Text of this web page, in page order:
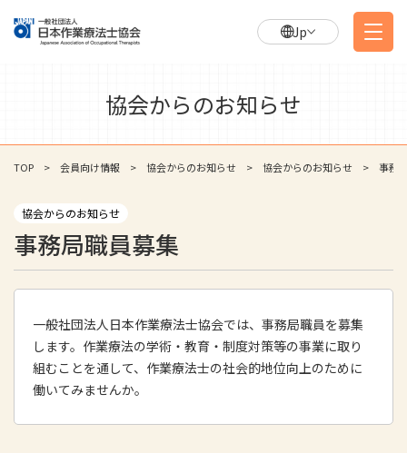
Jp
協会からのお知らせ
TOP 会員向け情報 協会からのお知らせ 協会からのお知らせ 事務
協会からのお知らせ
事務局職員募集
一般社団法人日本作業療法士協会では、事務局職員を募集
します。作業療法の学術・教育・制度対策等の事業に取り
組むことを通して、作業療法士の社会的地位向上のために
働いてみませんか。